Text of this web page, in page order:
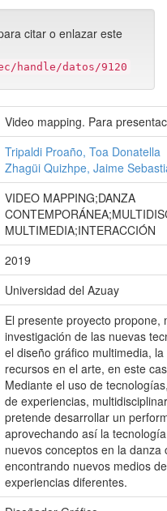
citar o enlazar este
handle/datos/9120
Video mapping. Para
Tripaldi Proaño, Toa Donatella
Zhagüi Quizhpe, Jaime
VIDEO MAPPING;DANZA
MULTIMEDIA;INTERACCIÓN
2019
Universidad del Azuay
El presente proyecto propone,
investigación de las nuevas
el diseño gráfico multimedia,
recursos en el arte, en este
Mediante el uso de
de experiencias,
pretende desarrollar un
aprovechando así la
nuevos conceptos en la danza
encontrando nuevos medios
experiencias diferentes.